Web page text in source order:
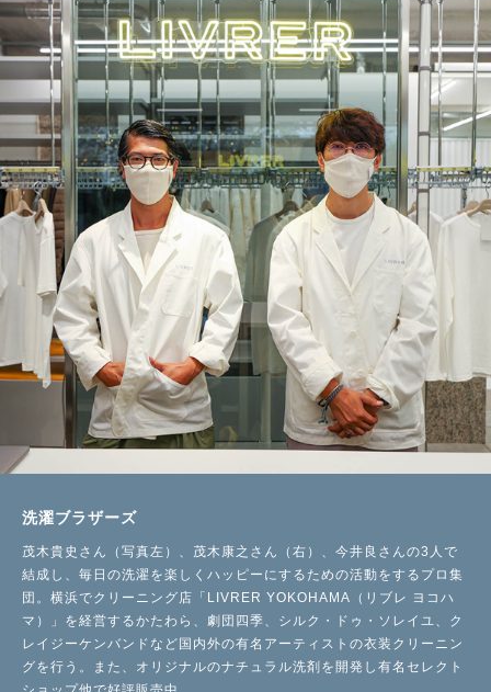
洗濯ブラザーズ
茂木貴史さん（写真左）、茂木康之さん（右）、今井良さんの3人で
結成し、毎日の洗濯を楽しくハッピーにするための活動をするプロ集
団。横浜でクリーニング店「LIVRER YOKOHAMA（リブレ ヨコハ
マ）」を経営するかたわら、劇団四季、シルク・ドゥ・ソレイユ、ク
レイジーケンバンドなど国内外の有名アーティストの衣装クリーニン
グを行う。また、オリジナルのナチュラル洗剤を開発し有名セレクト